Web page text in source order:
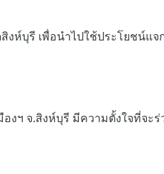
บุรี เพื่อนำไปใช้ประโยชน์แจ
ฯ จ.สิงห์บุรี มีความตั้งใจที่จะ